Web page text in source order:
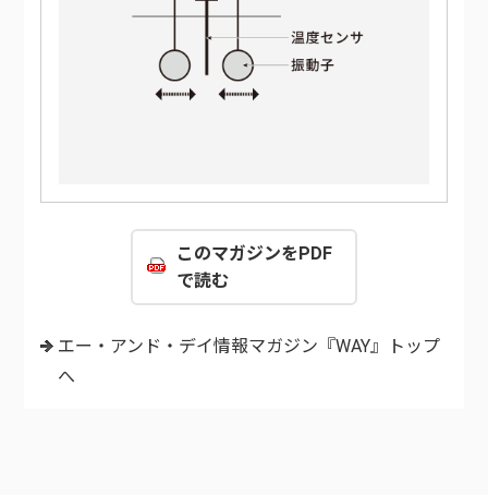
このマガジンをPDF
で読む
エー・アンド・デイ情報マガジン『WAY』トップ
へ